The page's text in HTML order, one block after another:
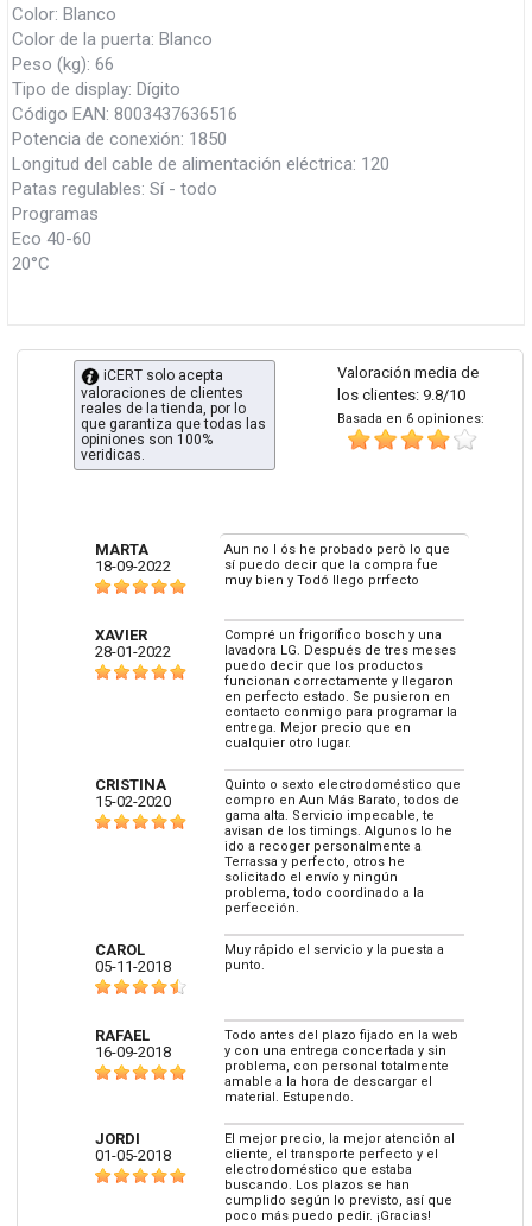
Color: Blanco
Color de la puerta: Blanco
Peso (kg): 66
Tipo de display: Dígito
Código EAN: 8003437636516
Potencia de conexión: 1850
Longitud del cable de alimentación eléctrica: 120
Patas regulables: Sí - todo
Programas
Eco 40-60
20°C
Valoración media de
los clientes: 9.8/10
Basada en 6 opiniones:
iCERT solo acepta
valoraciones de clientes
reales de la tienda, por lo
que garantiza que todas las
opiniones son 100%
veridicas.
MARTA
18-09-2022
Aun no l ós he probado però lo que
sí puedo decir que la compra fue
muy bien y Todó llego prrfecto
XAVIER
28-01-2022
Compré un frigorífico bosch y una
lavadora LG. Después de tres meses
puedo decir que los productos
funcionan correctamente y llegaron
en perfecto estado. Se pusieron en
contacto conmigo para programar la
entrega. Mejor precio que en
cualquier otro lugar.
CRISTINA
15-02-2020
Quinto o sexto electrodoméstico que
compro en Aun Más Barato, todos de
gama alta. Servicio impecable, te
avisan de los timings. Algunos lo he
ido a recoger personalmente a
Terrassa y perfecto, otros he
solicitado el envío y ningún
problema, todo coordinado a la
perfección.
CAROL
05-11-2018
Muy rápido el servicio y la puesta a
punto.
RAFAEL
16-09-2018
Todo antes del plazo fijado en la web
y con una entrega concertada y sin
problema, con personal totalmente
amable a la hora de descargar el
material. Estupendo.
JORDI
01-05-2018
El mejor precio, la mejor atención al
cliente, el transporte perfecto y el
electrodoméstico que estaba
buscando. Los plazos se han
cumplido según lo previsto, así que
poco más puedo pedir. ¡Gracias!